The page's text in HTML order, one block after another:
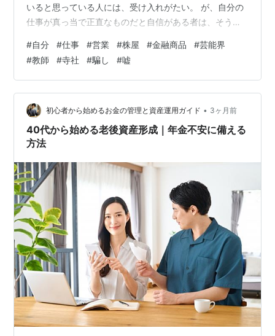
いると思っている人には、受け入れがたい。 が、自分の
仕事が真っ当で正直なものだと自信がある者は、そう多
中パソコンに向かって座っている人もいる。 社会貢献し
ているのかよく分からないが、「仕事」をこなして給料
をもらっている。 営業では、客から新規の契約を少しで
も多く取り付ければ、上司から褒められる。 自社の製品
が他社のものより格段に優れたものだったら、後ろめた
さは全くない。 が、今はどの社の製品…
#自分 #仕事 #営業 #株屋 #金融商品 #芸能界
#教師 #寺社 #騙し #嘘
初心者から始めるお金の管理と資産運用ガイド • 3ヶ月前
40代から始める老後資産形成｜年金不安に備える
方法